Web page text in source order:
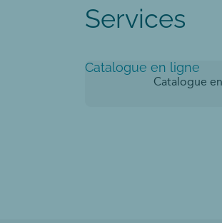
Services
Catalogue en ligne
Catalogue